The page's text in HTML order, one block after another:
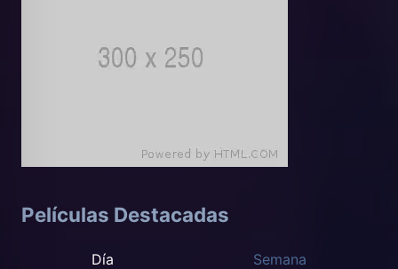
Películas Destacadas
Día Semana